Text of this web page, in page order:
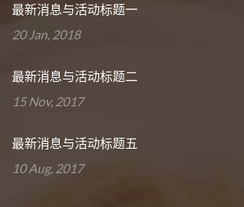
最新消息与活动标题一
20 Jan, 2018
最新消息与活动标题二
15 Nov, 2017
最新消息与活动标题五
10 Aug, 2017